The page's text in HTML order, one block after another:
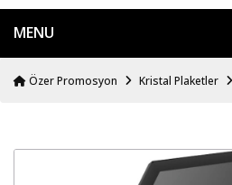
MENU
Özer Promosyon Kristal Plaketler